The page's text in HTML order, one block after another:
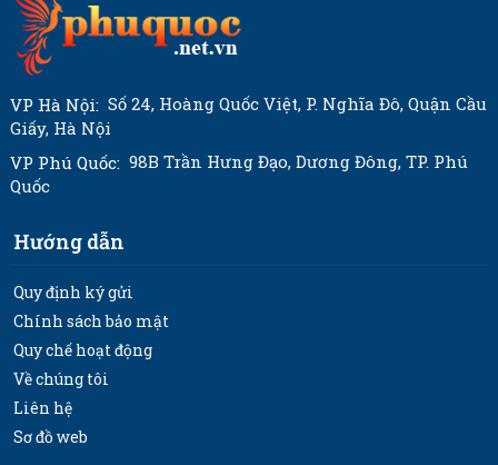
VP Hà Nội: Số 24, Hoàng Quốc Việt, P. Nghĩa Đô, Quận Cầu
Giấy, Hà Nội
VP Phú Quốc: 98B Trần Hưng Đạo, Dương Đông, TP. Phú
Quốc
Hướng dẫn
Quy định ký gửi
Chính sách bảo mật
Quy chế hoạt động
Về chúng tôi
Liên hệ
Sơ đồ web